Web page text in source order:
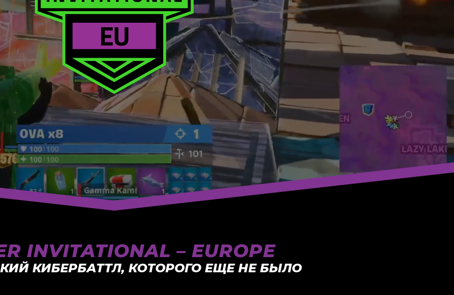
INVITATIONAL – EUROPE
КИБЕРБАТТЛ, КОТОРОГО ЕЩЕ НЕ БЫЛО